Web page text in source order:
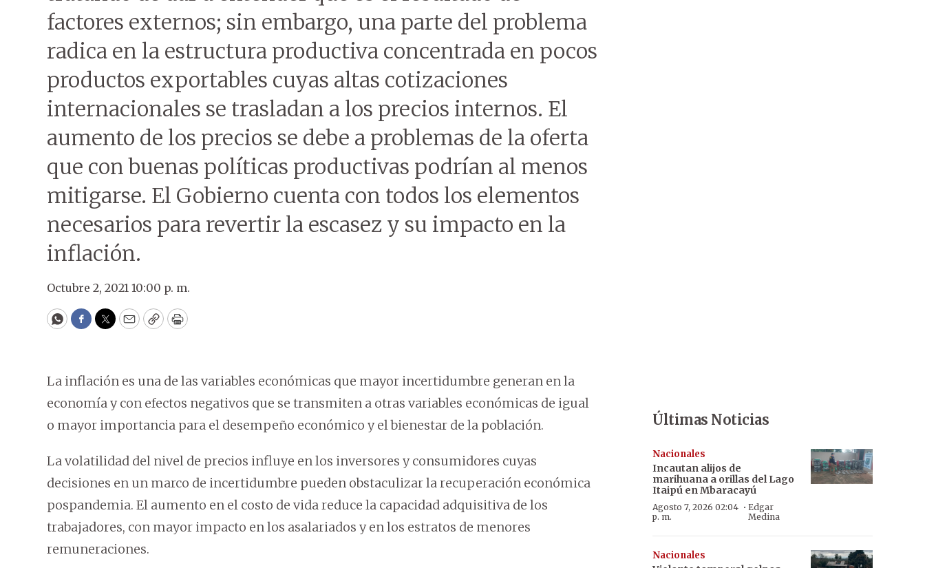
factores externos; sin embargo, una parte del problema
radica en la estructura productiva concentrada en pocos
productos exportables cuyas altas cotizaciones
internacionales se trasladan a los precios internos. El
aumento de los precios se debe a problemas de la oferta
que con buenas políticas productivas podrían al menos
mitigarse. El Gobierno cuenta con todos los elementos
necesarios para revertir la escasez y su impacto en la
inflación.
Octubre 2, 2021 10:00 p. m.
WhatsApp
Facebook
Twitter
EmailCopyPrint
La inflación es una de las variables económicas que mayor incertidumbre generan en la
economía y con efectos negativos que se transmiten a otras variables económicas de igual
o mayor importancia para el desempeño económico y el bienestar de la población.
La volatilidad del nivel de precios influye en los inversores y consumidores cuyas
decisiones en un marco de incertidumbre pueden obstaculizar la recuperación económica
pospandemia. El aumento en el costo de vida reduce la capacidad adquisitiva de los
trabajadores, con mayor impacto en los asalariados y en los estratos de menores
remuneraciones.
Últimas Noticias
Nacionales
Incautan alijos de
marihuana a orillas del Lago
Itaipú en Mbaracayú
Agosto 7, 2026 02:04
p. m.
· Edgar
Medina
Nacionales